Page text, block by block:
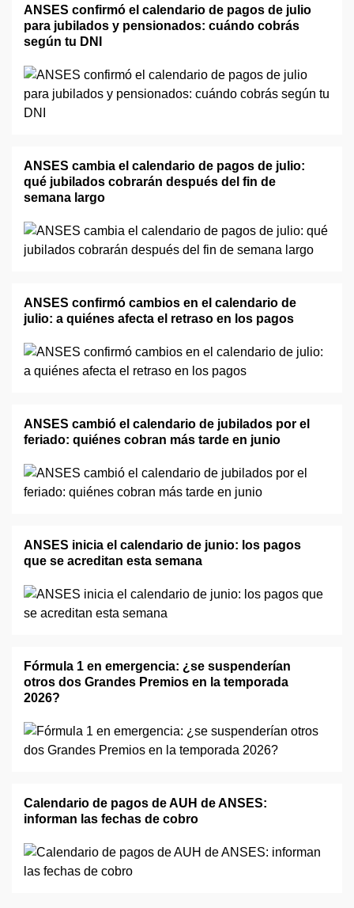
ANSES confirmó el calendario de pagos de julio
para jubilados y pensionados: cuándo cobrás
según tu DNI
ANSES cambia el calendario de pagos de julio:
qué jubilados cobrarán después del fin de
semana largo
ANSES confirmó cambios en el calendario de
julio: a quiénes afecta el retraso en los pagos
ANSES cambió el calendario de jubilados por el
feriado: quiénes cobran más tarde en junio
ANSES inicia el calendario de junio: los pagos
que se acreditan esta semana
Fórmula 1 en emergencia: ¿se suspenderían
otros dos Grandes Premios en la temporada
2026?
Calendario de pagos de AUH de ANSES:
informan las fechas de cobro